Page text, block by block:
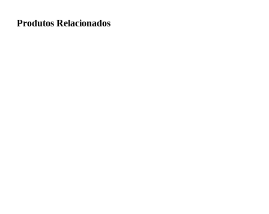
Produtos Relacionados